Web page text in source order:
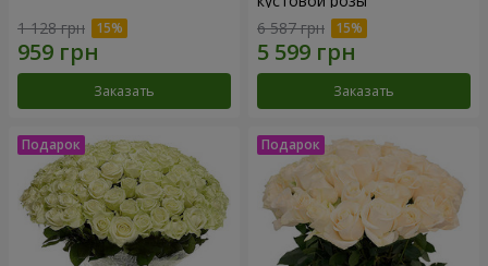
1 128 грн
Заказать
6 587 грн
Заказать